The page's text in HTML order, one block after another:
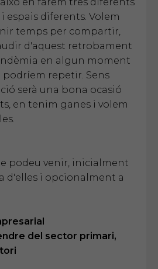
i espais diferents. Volem
temps per compartir,
d'aquest retrobament
en algun moment
podríem repetir. Sens
serà una bona ocasió
en tenim ganes i volem
podeu venir, inicialment
d'elles i opcionalment a
del sector primari,